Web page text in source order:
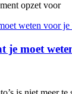
opzet voor
je moet